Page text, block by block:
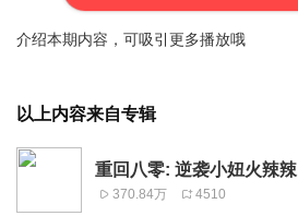
介绍本期内容，可吸引更多播放哦
以上内容来自专辑
重回八零: 逆袭小妞火辣辣
370.84万 4510